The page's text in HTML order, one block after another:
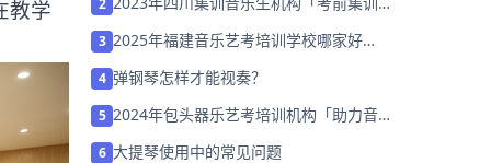
教学
3 2025年福建音乐艺考培训学校哪家好
4 弹钢琴怎样才能视奏？
5 2024年包头器乐艺考培训机构「助力音乐
6 大提琴使用中的常见问题